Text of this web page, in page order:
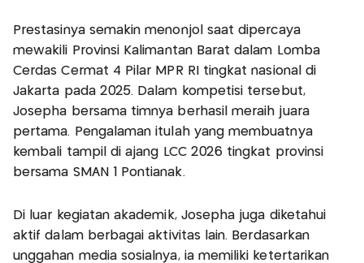
Prestasinya semakin menonjol saat dipercaya
mewakili Provinsi Kalimantan Barat dalam Lomba
Cerdas Cermat 4 Pilar MPR RI tingkat nasional di
Jakarta pada 2025. Dalam kompetisi tersebut,
Josepha bersama timnya berhasil meraih juara
pertama. Pengalaman itulah yang membuatnya
kembali tampil di ajang LCC 2026 tingkat provinsi
bersama SMAN 1 Pontianak.
Di luar kegiatan akademik, Josepha juga diketahui
aktif dalam berbagai aktivitas lain. Berdasarkan
unggahan media sosialnya, ia memiliki ketertarikan